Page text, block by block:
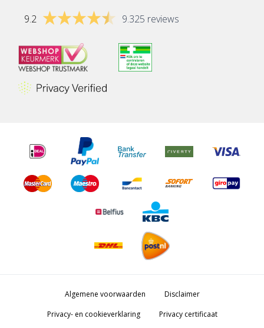
9.2 9.325 reviews
Algemene voorwaarden
Disclaimer
Privacy- en cookieverklaring
Privacy certificaat